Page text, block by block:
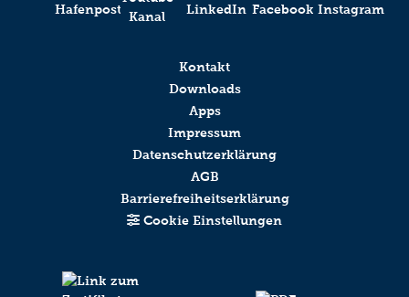
Kontakt
Downloads
Apps
Impressum
Datenschutzerklärung
AGB
Barrierefreiheitserklärung
Cookie Einstellungen